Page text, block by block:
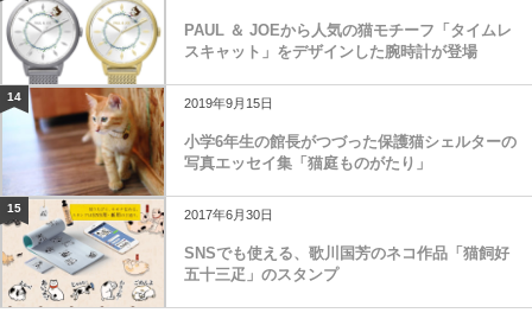
PAUL ＆ JOEから人気の猫モチーフ「タイムレ
スキャット」をデザインした腕時計が登場
14 2019年9月15日
小学6年生の館長がつづった保護猫シェルターの
写真エッセイ集「猫庭ものがたり」
15 2017年6月30日
SNSでも使える、歌川国芳のネコ作品「猫飼好
五十三疋」のスタンプ